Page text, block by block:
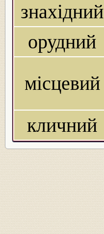
знахідний
орудний
місцевий
кличний